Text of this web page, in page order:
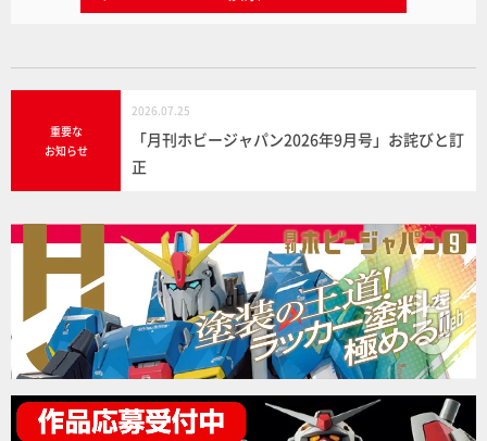
重要な
お知らせ
2026.07.25
「月刊ホビージャパン2026年9月号」お詫びと訂
正